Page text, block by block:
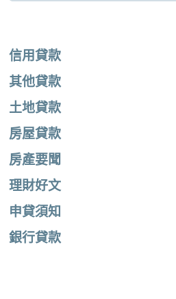
信用貸款
其他貸款
土地貸款
房屋貸款
房產要聞
理財好文
申貸須知
銀行貸款